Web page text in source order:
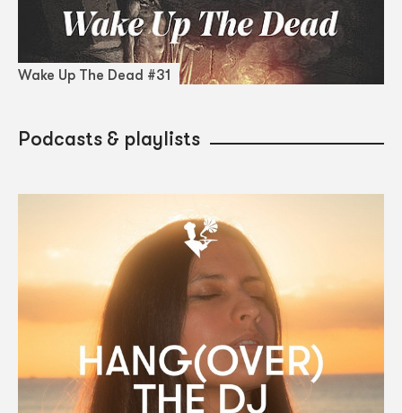
Wake Up The Dead #31
Podcasts & playlists